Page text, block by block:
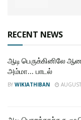
RECENT NEWS
ஆடி பெருக்கினிலே
அம்மா… பாடல்
BY WIKIATHIBAN